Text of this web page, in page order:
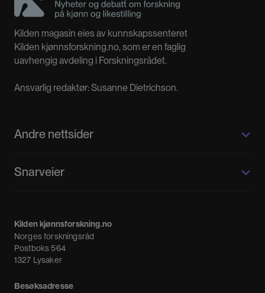
Kilden magasin eies av kunnskapssenteret
Kilden kjønnsforskning.no, som er en faglig
uavhengig avdeling i Forskningsrådet.
Ansvarlig redaktør: Susanne Dietrichson.
Andre nettsider
Kvinnehistorie.no
Snarveier
Nyheter
Nyhetsbrev
Kilden kjønnsforskning.no
Norges forskningsråd
Postboks 564
1327 Lysaker
Besøksadresse